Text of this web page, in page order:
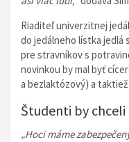
Riaditeľ univerzitnej
do jedálneho lístka jedlá
pre stravníkov s
novinkou by mal byť
a bezlaktózový) a
Študenti by chceli
„Hoci máme